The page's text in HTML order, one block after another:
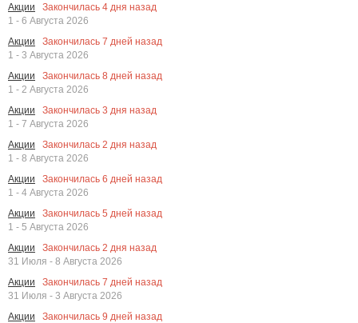
Акции
Закончилась 4 дня назад
1 - 6 Августа 2026
Акции
Закончилась 7 дней назад
1 - 3 Августа 2026
Акции
Закончилась 8 дней назад
1 - 2 Августа 2026
Акции
Закончилась 3 дня назад
1 - 7 Августа 2026
Акции
Закончилась 2 дня назад
1 - 8 Августа 2026
Акции
Закончилась 6 дней назад
1 - 4 Августа 2026
Акции
Закончилась 5 дней назад
1 - 5 Августа 2026
Акции
Закончилась 2 дня назад
31 Июля - 8 Августа 2026
Акции
Закончилась 7 дней назад
31 Июля - 3 Августа 2026
Акции
Закончилась 9 дней назад